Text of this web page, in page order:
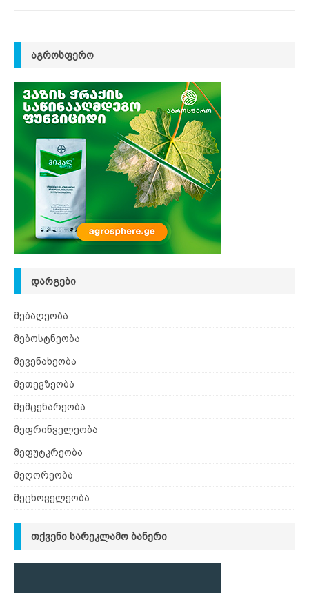
ᲐᲒᲠᲝᲡᲤᲔᲠᲝ
ᲓᲐᲠᲒᲔᲑᲘ
მებაღეობა
მებოსტნეობა
მევენახეობა
მეთევზეობა
მემცენარეობა
მეფრინველეობა
მეფუტკრეობა
მეღორეობა
მეცხოველეობა
ᲗᲥᲕᲔᲜᲘ ᲡᲐᲠᲔᲙᲚᲐᲛᲝ ᲑᲐᲜᲔᲠᲘ